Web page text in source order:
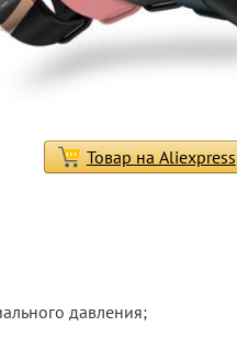
Товар на Aliexpress
давления;